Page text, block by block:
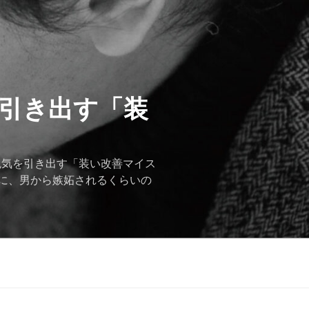
き出す「装
を引き出す「装い改善マイス
、男から嫉妬されるくらいの